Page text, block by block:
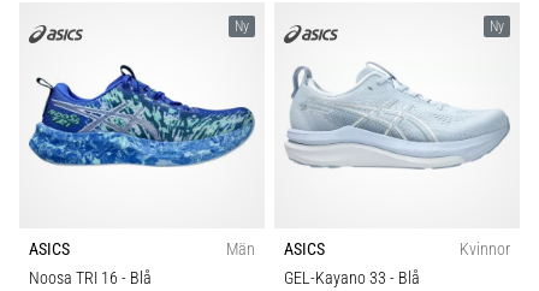
Ny
ASICS
Män
Noosa TRI 16 - Blå
Ny
ASICS
Kvinnor
GEL-Kayano 33 - Blå